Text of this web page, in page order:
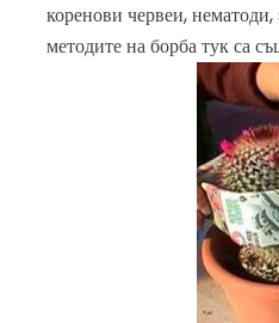
коренови червеи,
методите на борба тук са